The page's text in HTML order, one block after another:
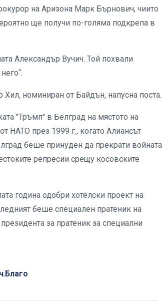
на Аризона Марк Бърнович, чиито
ще получи по-голяма подкрепа в
Александър Вучич. Той похвали
номиниран от Байдън, напусна поста.
"Тръмп" в Белград на мястото на
НАТО през 1999 г., когато Алиансът
беше принуден да прекрати войната
репресии срещу косовските
година одобри хотелски проект на
беше специален пратеник на
за пратеник за специални
,Благо